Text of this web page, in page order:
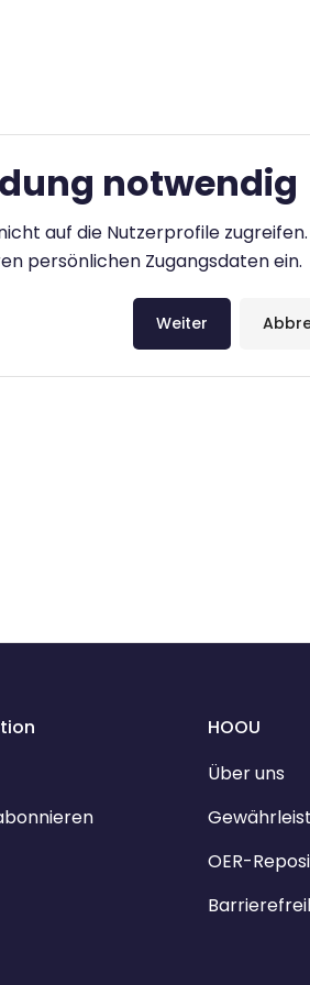
notwendig
auf die Nutzerprofile
persönlichen Zugangsdaten ein.
Weiter
HOOU
Über uns
OER-